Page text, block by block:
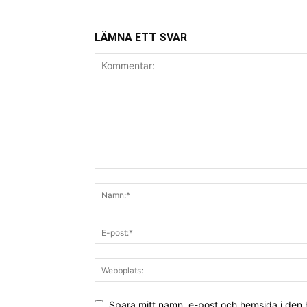
LÄMNA ETT SVAR
Spara mitt namn, e-post och hemsida i